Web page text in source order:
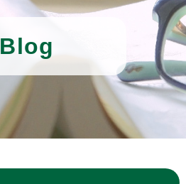
Blog